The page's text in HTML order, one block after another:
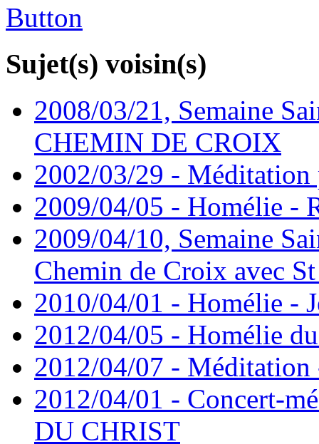
Sujet(s) voisin(s)
2008/03/21, Semaine
CHEMIN DE CROIX
2002/03/29 - Méditation
2009/04/05 - Homélie -
2009/04/10, Semaine
Chemin de Croix avec
2010/04/01 - Homélie -
2012/04/05 - Homélie
2012/04/07 - Méditation
2012/04/01 - Concert-
DU CHRIST